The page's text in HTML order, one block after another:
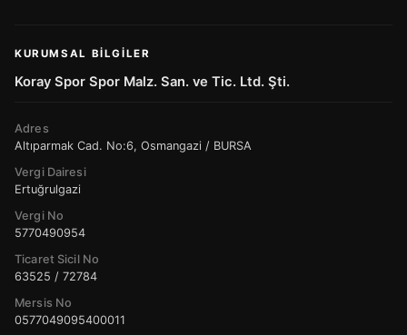
KURUMSAL BILGILER
Koray Spor Spor Malz. San. ve Tic. Ltd. Şti.
Adres
Altıparmak Cad. No:6, Osmangazi / BURSA
Vergi Dairesi
Ertuğrulgazi
Vergi No
5770490954
Ticaret Sicil No
63525 / 72784
Mersis No
0577049095400011